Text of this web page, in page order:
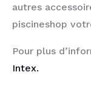
autres
piscineshop
Pour plus
Intex.